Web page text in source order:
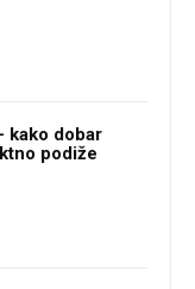
kako dobar
podiže